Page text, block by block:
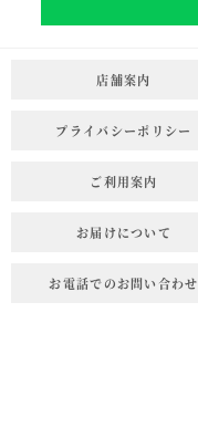
店舗案内
プライバシーポリシー
ご利用案内
お届けについて
お電話でのお問い合わせ